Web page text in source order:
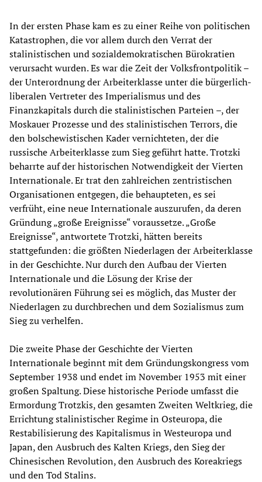
In der ersten Phase kam es zu einer Reihe von politischen
Katastrophen, die vor allem durch den Verrat der
stalinistischen und sozialdemokratischen Bürokratien
verursacht wurden. Es war die Zeit der Volksfrontpolitik –
der Unterordnung der Arbeiterklasse unter die bürgerlich-
liberalen Vertreter des Imperialismus und des
Finanzkapitals durch die stalinistischen Parteien –, der
Moskauer Prozesse und des stalinistischen Terrors, die
den bolschewistischen Kader vernichteten, der die
russische Arbeiterklasse zum Sieg geführt hatte. Trotzki
beharrte auf der historischen Notwendigkeit der Vierten
Internationale. Er trat den zahlreichen zentristischen
Organisationen entgegen, die behaupteten, es sei
verfrüht, eine neue Internationale auszurufen, da deren
Gründung „große Ereignisse“ voraussetze. „Große
Ereignisse“, antwortete Trotzki, hätten bereits
stattgefunden: die größten Niederlagen der Arbeiterklasse
in der Geschichte. Nur durch den Aufbau der Vierten
Internationale und die Lösung der Krise der
revolutionären Führung sei es möglich, das Muster der
Niederlagen zu durchbrechen und dem Sozialismus zum
Sieg zu verhelfen.
Die zweite Phase der Geschichte der Vierten
Internationale beginnt mit dem Gründungskongress vom
September 1938 und endet im November 1953 mit einer
großen Spaltung. Diese historische Periode umfasst die
Ermordung Trotzkis, den gesamten Zweiten Weltkrieg, die
Errichtung stalinistischer Regime in Osteuropa, die
Restabilisierung des Kapitalismus in Westeuropa und
Japan, den Ausbruch des Kalten Kriegs, den Sieg der
Chinesischen Revolution, den Ausbruch des Koreakriegs
und den Tod Stalins.